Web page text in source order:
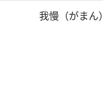
我慢（がまん）